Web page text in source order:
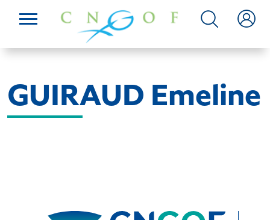
GUIRAUD Emeline